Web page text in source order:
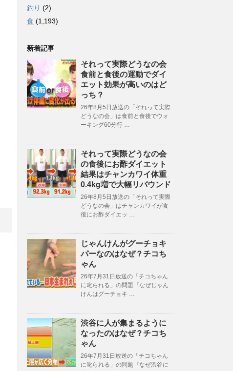
釣り (2)
食 (1,193)
新着記事
それって実際どうなの会
食前と食後の運動でダイ
エット効果が高いのはど
っち？
26年8月5日放送の「それって実際
どうなの会」は食前と食後でウォ
ーキング60分行 …
それって実際どうなの会
の食後にお酢ダイエット
結果はチャンカワイ体重
0.4kg増で大幅リバウンド
26年8月5日放送の「それって実際
どうなの会」はチャンカワイが食
後にお酢ダイエッ …
じゃんけんがグーチョキ
パーなのはなぜ？チコち
ゃん
26年7月31日放送の「チコちゃん
に叱られる」の問題『なぜじゃん
けんはグーチョキ …
渋谷に人が集まるように
なったのはなぜ？チコち
ゃん
26年7月31日放送の「チコちゃん
に叱られる」の問題『なぜ渋谷に